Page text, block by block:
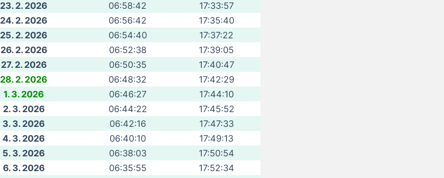
23. 2. 2026
06:58:42
17:33:57
24. 2. 2026
06:56:42
17:35:40
25. 2. 2026
06:54:40
17:37:22
26. 2. 2026
06:52:38
17:39:05
27. 2. 2026
06:50:35
17:40:47
28. 2. 2026
06:48:32
17:42:29
1. 3. 2026
06:46:27
17:44:10
2. 3. 2026
06:44:22
17:45:52
3. 3. 2026
06:42:16
17:47:33
4. 3. 2026
06:40:10
17:49:13
5. 3. 2026
06:38:03
17:50:54
6. 3. 2026
06:35:55
17:52:34